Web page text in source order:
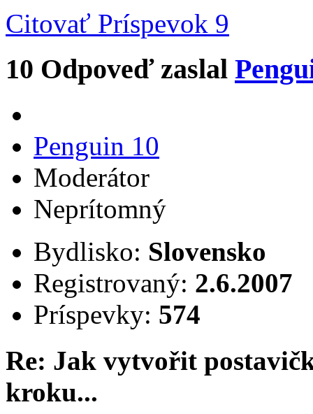
Citovať Príspevok 9
10 Odpoveď zaslal
Penguin 10
Moderátor
Neprítomný
Bydlisko: Slovensko
Registrovaný: 2.6.2007
Príspevky: 574
Re: Jak vytvořit
kroku...